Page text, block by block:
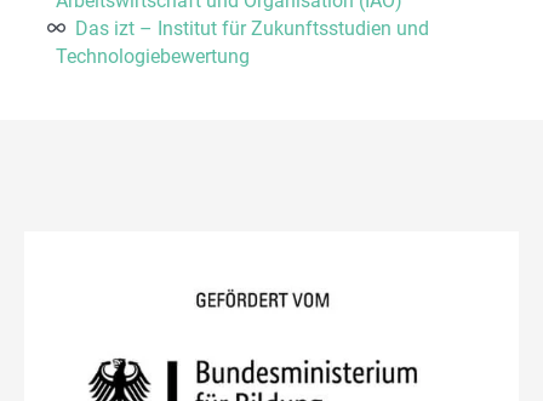
Das izt – Institut für Zukunftsstudien und
Technologiebewertung